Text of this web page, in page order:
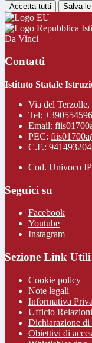
Accetta tutti Salva
Da Vinci
Contatti
Istituto Statale
Via del
Tel:
Email:
PEC:
C.F.:
Cod. Univoco
Seguici su
Facebook
Youtube
Instagram
Sezione Link Utili
Cookie policy
Note legali
Informativa
Ufficio
Dichiarazione di
Obiettivi di